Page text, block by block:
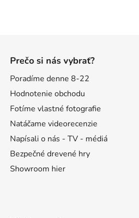
Prečo si nás vybrať?
Poradíme denne 8-22
Hodnotenie obchodu
Fotíme vlastné fotografie
Natáčame videorecenzie
Napísali o nás - TV - médiá
Bezpečné drevené hry
Showroom hier